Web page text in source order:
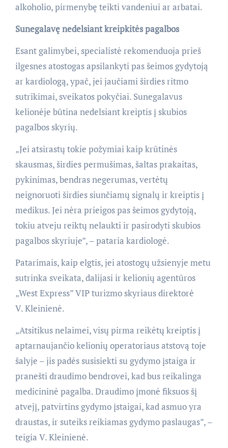
alkoholio, pirmenybę teikti vandeniui ar arbatai.
Sunegalavę nedelsiant kreipkitės pagalbos
Esant galimybei, specialistė rekomenduoja prieš
ilgesnes atostogas apsilankyti pas šeimos gydytoją
ar kardiologą, ypač, jei jaučiami širdies ritmo
sutrikimai, sveikatos pokyčiai. Sunegalavus
kelionėje būtina nedelsiant kreiptis į skubios
pagalbos skyrių.
„Jei atsirastų tokie požymiai kaip krūtinės
skausmas, širdies permušimas, šaltas prakaitas,
pykinimas, bendras negerumas, vertėtų
neignoruoti širdies siunčiamų signalų ir kreiptis į
medikus. Jei nėra prieigos pas šeimos gydytoją,
tokiu atveju reiktų nelaukti ir pasirodyti skubios
pagalbos skyriuje”, – pataria kardiologė.
Patarimais, kaip elgtis, jei atostogų užsienyje metu
sutrinka sveikata, dalijasi ir kelionių agentūros
„West Express” VIP turizmo skyriaus direktorė
V. Kleinienė.
„Atsitikus nelaimei, visų pirma reikėtų kreiptis į
aptarnaujančio kelionių operatoriaus atstovą toje
šalyje – jis padės susisiekti su gydymo įstaiga ir
pranešti draudimo bendrovei, kad bus reikalinga
medicininė pagalba. Draudimo įmonė fiksuos šį
atvejį, patvirtins gydymo įstaigai, kad asmuo yra
draustas, ir suteiks reikiamas gydymo paslaugas”, –
teigia V. Kleinienė.